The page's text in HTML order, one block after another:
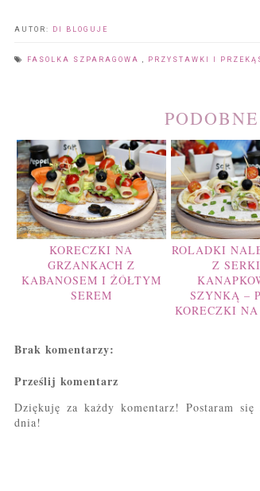
AUTOR: DI BLOGUJE
FASOLKA SZPARAGOWA , PRZYSTAWKI I
KORECZKI NA
GRZANKACH Z
KABANOSEM I ŻÓŁTYM
SEREM
ROLADKI
Z
SZYNKĄ –
KORECZKI
Brak komentarzy:
Prześlij komentarz
Dziękuję za każdy komentarz! Postaram
dnia!